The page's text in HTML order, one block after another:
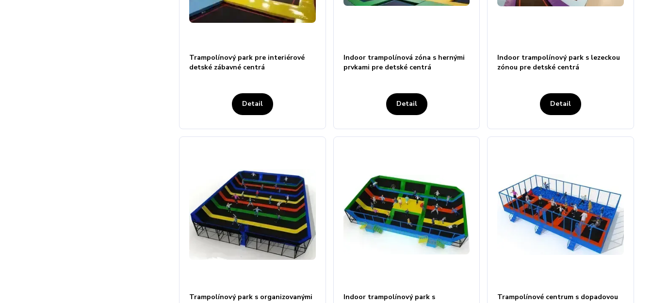
Trampolínový park pre interiérové
detské zábavné centrá
Detail
Indoor trampolínová zóna s hernými
prvkami pre detské centrá
Detail
Indoor trampolínový park s lezeckou
zónou pre detské centrá
Detail
Trampolínový park s organizovanými
Indoor trampolínový park s
Trampolínové centrum s dopadovou